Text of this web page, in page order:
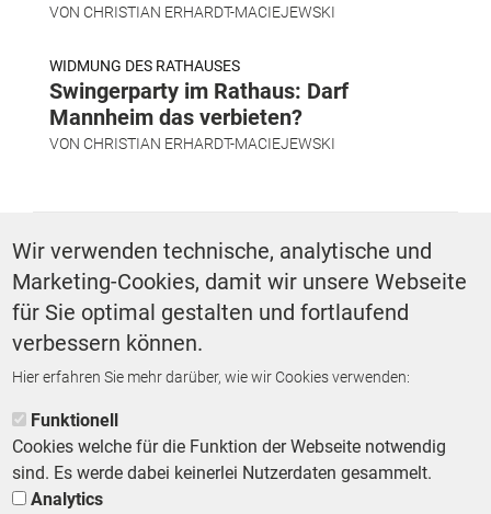
VON CHRISTIAN ERHARDT-MACIEJEWSKI
WIDMUNG DES RATHAUSES
Swingerparty im Rathaus: Darf
Mannheim das verbieten?
VON CHRISTIAN ERHARDT-MACIEJEWSKI
Kita
ZURÜCK ZUR STARTSEITE
Wir verwenden technische, analytische und
Marketing-Cookies, damit wir unsere Webseite
für Sie optimal gestalten und fortlaufend
verbessern können.
Hier erfahren Sie mehr darüber, wie wir Cookies verwenden:
Funktionell
Cookies welche für die Funktion der Webseite notwendig
sind. Es werde dabei keinerlei Nutzerdaten gesammelt.
Analytics